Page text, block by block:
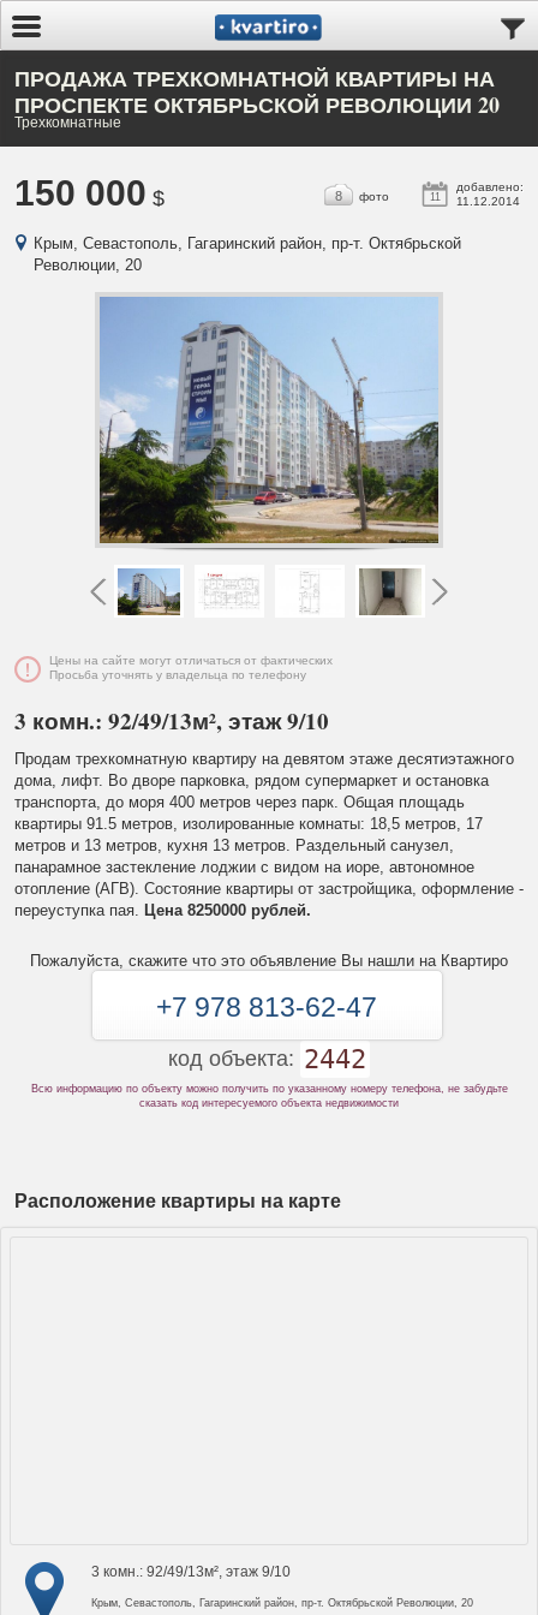
ПРОДАЖА ТРЕХКОМНАТНОЙ КВАРТИРЫ НА
ПРОСПЕКТЕ ОКТЯБРЬСКОЙ РЕВОЛЮЦИИ 20
Трехкомнатные
150 000 $ 11
добавлено:
11.12.2014
8 фото
Крым, Севастополь, Гагаринский район, пр-т. Октябрьской
Революции, 20
Цены на сайте могут отличаться от фактических
Просьба уточнять у владельца по телефону
3 комн.: 92/49/13м², этаж 9/10
Продам трехкомнатную квартиру на девятом этаже десятиэтажного
дома, лифт. Во дворе парковка, рядом супермаркет и остановка
транспорта, до моря 400 метров через парк. Общая площадь
квартиры 91.5 метров, изолированные комнаты: 18,5 метров, 17
метров и 13 метров, кухня 13 метров. Раздельный санузел,
панарамное застекление лоджии с видом на иоре, автономное
отопление (АГВ). Состояние квартиры от застройщика, оформление -
переуступка пая. Цена 8250000 рублей.
Пожалуйста, скажите что это объявление Вы нашли на Квартиро
+7 978 813-62-47
код объекта: 2442
Всю информацию по объекту можно получить по указанному номеру телефона, не забудьте
сказать код интересуемого объекта недвижимости
Расположение квартиры на карте
3 комн.: 92/49/13м², этаж 9/10
Крым, Севастополь, Гагаринский район, пр-т. Октябрьской Революции, 20